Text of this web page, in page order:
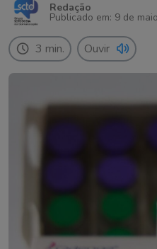
Redação
Publicado em: 9 de
3 min. Ouvir